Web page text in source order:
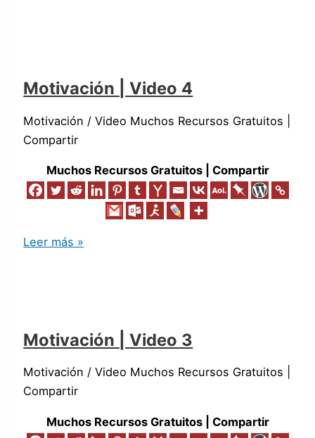
Motivación | Video 4
Motivación / Video Muchos Recursos Gratuitos |
Compartir
Muchos Recursos Gratuitos | Compartir
Leer más »
Motivación | Video 3
Motivación / Video Muchos Recursos Gratuitos |
Compartir
Muchos Recursos Gratuitos | Compartir